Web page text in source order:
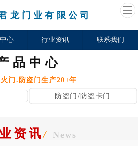
龙门业有限公司
心 行业资讯 联系我们
品中心
门.防盗门生产20+年
防盗门/防盗卡门
资讯/ News